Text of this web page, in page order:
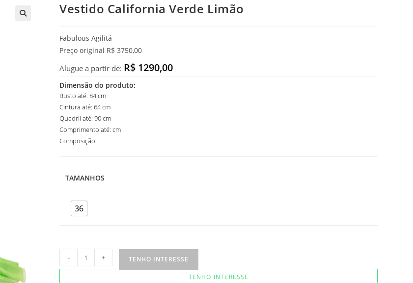
Vestido California Verde Limão
Fabulous Agilitá
Preço original R$ 3750,00
Alugue a partir de: R$ 1290,00
Dimensão do produto:
Busto até: 84 cm
Cintura até: 64 cm
Quadril até: 90 cm
Comprimento até: cm
Composição:
TAMANHOS
36
California
- + TENHO INTERESSE
TENHO INTERESSE